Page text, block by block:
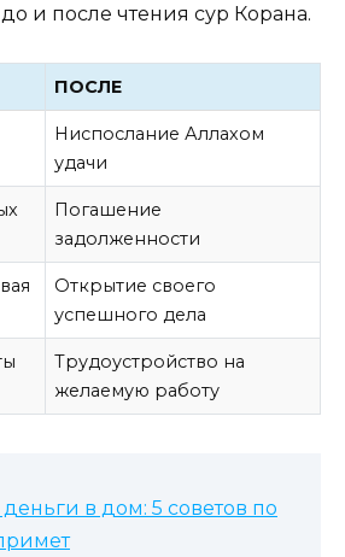
и после чтения сур Корана.
ПОСЛЕ
Ниспослание Аллахом
удачи
Погашение
задолженности
Открытие своего
успешного дела
Трудоустройство на
желаемую работу
в дом: 5 советов по